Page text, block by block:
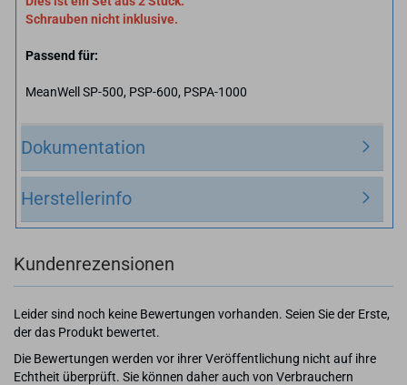
Schrauben nicht inklusive.
Passend für:
MeanWell SP-500, PSP-600, PSPA-1000
Dokumentation
Herstellerinfo
Kundenrezensionen
Leider sind noch keine Bewertungen vorhanden. Seien Sie der Erste,
der das Produkt bewertet.
Die Bewertungen werden vor ihrer Veröffentlichung nicht auf ihre
Echtheit überprüft. Sie können daher auch von Verbrauchern